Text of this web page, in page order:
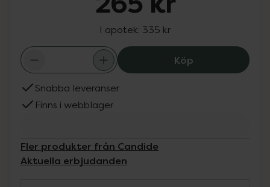
I apotek: 335 kr
KöpCandide Air
Snabba leveranser
Finns i webblager
Fler produkter från Candide
Aktuella erbjudanden